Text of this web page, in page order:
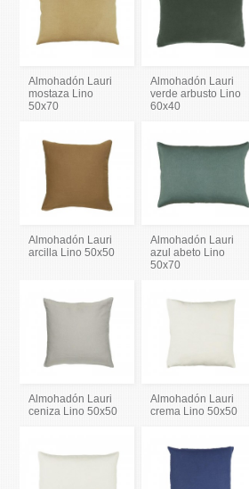
Almohadón Lauri
mostaza Lino
50x70
Almohadón Lauri
verde arbusto Lino
60x40
Almohadón Lauri
arcilla Lino 50x50
Almohadón Lauri
azul abeto Lino
50x70
Almohadón Lauri
ceniza Lino 50x50
Almohadón Lauri
crema Lino 50x50